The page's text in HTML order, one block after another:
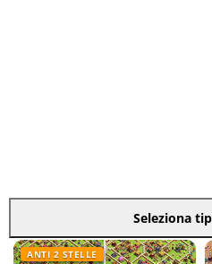
Seleziona
ANTI 2 STELLE